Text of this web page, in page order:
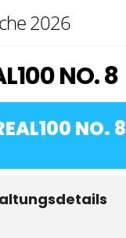
2026
NO. 8
NO. 8